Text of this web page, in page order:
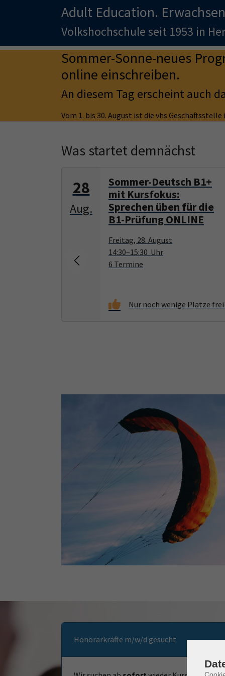
Adult Education.
Volkshochschule seit 1953 in
Sommer-Sonne-neues
online einschreiben.
An diesem Tag erscheint auch
Vom 1. bis 30. August ist die vhs
Was startet demnächst
28
Aug.
Sommer-Deutsch B1+
mit Kursfokus:
Sprechen üben für die
B1-Prüfung ONLINE
Freitag, 28. August
14:30–15:30 Uhr
6 Termine
Honorarkräfte m/w/d gesucht